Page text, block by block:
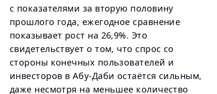
с показателями за вторую половину
прошлого года, ежегодное сравнение
показывает рост на 26,9%. Это
свидетельствует о том, что спрос со
стороны конечных пользователей и
инвесторов в Абу-Даби остаётся сильным,
даже несмотря на меньшее количество